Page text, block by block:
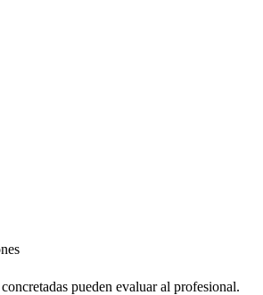
pueden evaluar al profesional.